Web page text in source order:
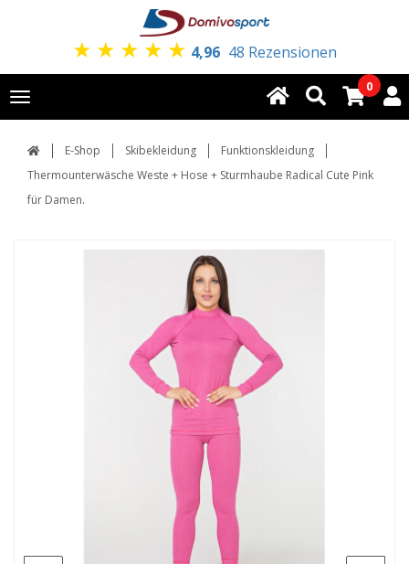
★ ★ ★ ★ ★ 4,96 48 Rezensionen
Toggle
navigation
0
E-Shop Skibekleidung
Funktionskleidung
Thermounterwäsche Weste + Hose + Sturmhaube Radical Cute Pink
für Damen.